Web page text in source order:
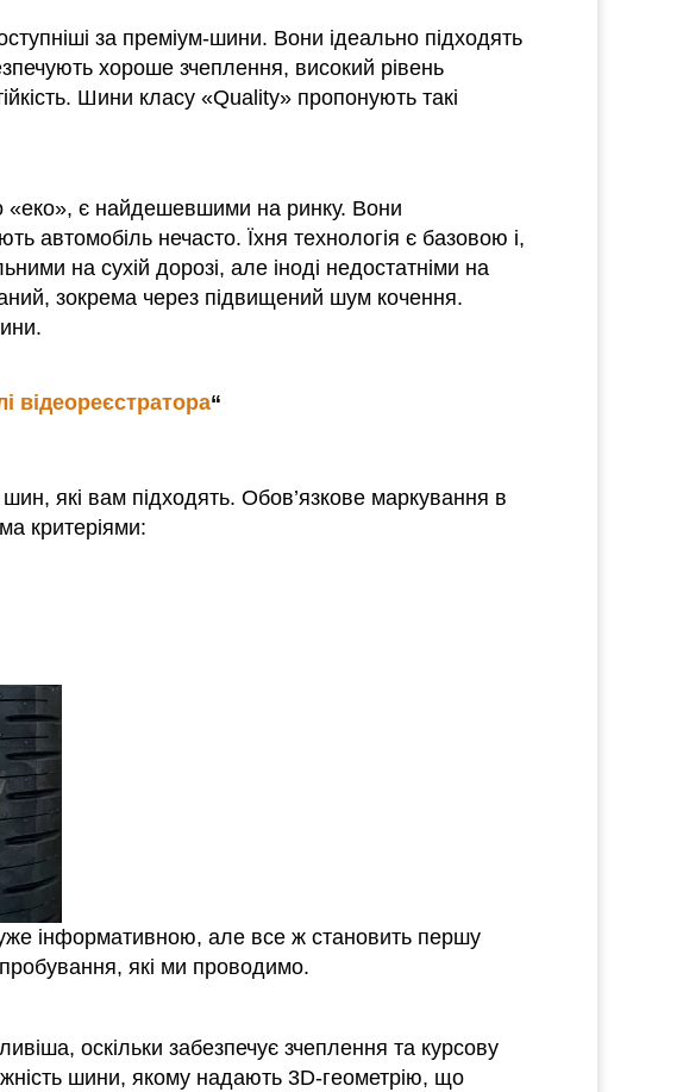
за преміум-шини. Вони ідеально підходять
хороше зчеплення, високий рівень
Шини класу «Quality» пропонують такі
«еко», є найдешевшими на ринку. Вони
автомобіль нечасто. Їхня технологія є базовою і,
на сухій дорозі, але іноді недостатніми на
зокрема через підвищений шум кочення.
відеореєстратора“
які вам підходять. Обов’язкове маркування в
критеріями:
інформативною, але все ж становить першу
які ми проводимо.
оскільки забезпечує зчеплення та курсову
шини, якому надають 3D-геометрію, що